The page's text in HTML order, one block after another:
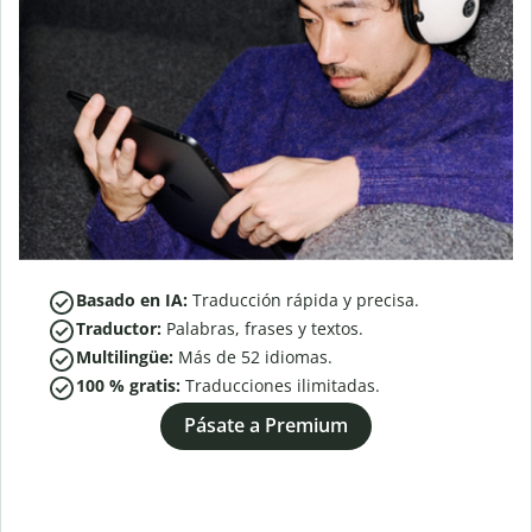
Basado en IA: Traducción rápida y precisa.
Traductor: Palabras, frases y textos.
Multilingüe: Más de 52 idiomas.
100 % gratis: Traducciones ilimitadas.
Pásate a Premium